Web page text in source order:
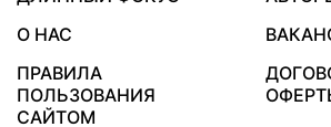
О НАС
ПРАВИЛА
ПОЛЬЗОВАНИЯ
САЙТОМ